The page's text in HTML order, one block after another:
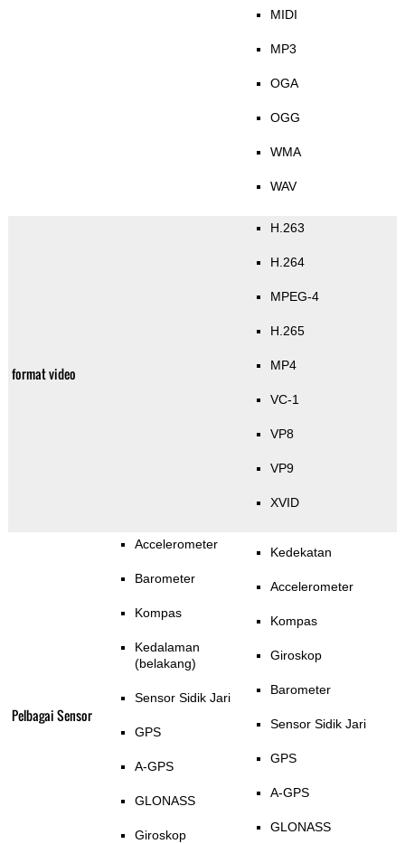
MIDI
MP3
OGA
OGG
WMA
WAV
format video
H.263
H.264
MPEG-4
H.265
MP4
VC-1
VP8
VP9
XVID
Pelbagai Sensor
Accelerometer
Barometer
Kompas
Kedalaman
(belakang)
Sensor Sidik Jari
GPS
A-GPS
GLONASS
Giroskop
Kedekatan
Accelerometer
Kompas
Giroskop
Barometer
Sensor Sidik Jari
GPS
A-GPS
GLONASS